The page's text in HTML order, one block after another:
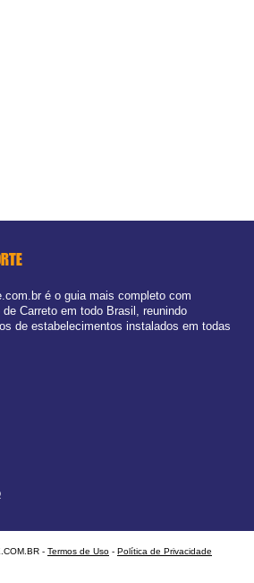
é o guia mais completo com
Carreto em todo Brasil, reunindo
de estabelecimentos instalados em todas
- Termos de Uso - Política de Privacidade